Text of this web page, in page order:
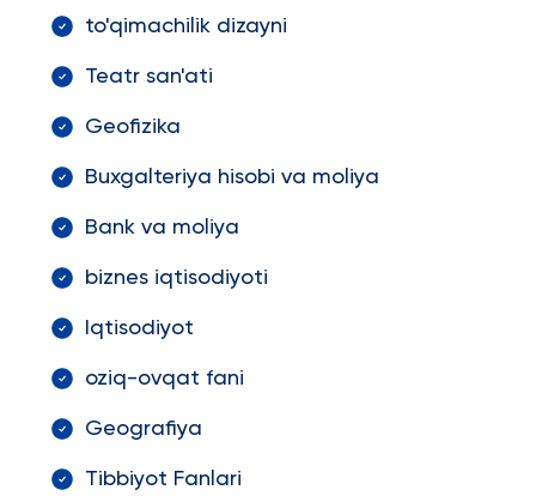
to'qimachilik dizayni
Teatr san'ati
Geofizika
Buxgalteriya hisobi va moliya
Bank va moliya
biznes iqtisodiyoti
Iqtisodiyot
oziq-ovqat fani
Geografiya
Tibbiyot Fanlari